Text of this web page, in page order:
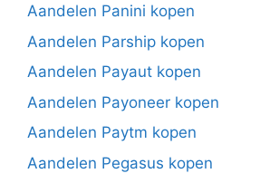
Aandelen Panini kopen
Aandelen Parship kopen
Aandelen Payaut kopen
Aandelen Payoneer kopen
Aandelen Paytm kopen
Aandelen Pegasus kopen